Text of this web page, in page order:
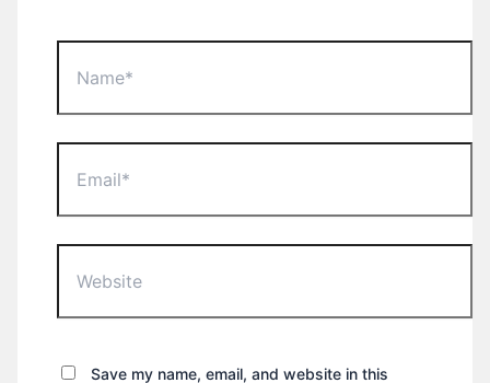
Save my name, email, and website in this